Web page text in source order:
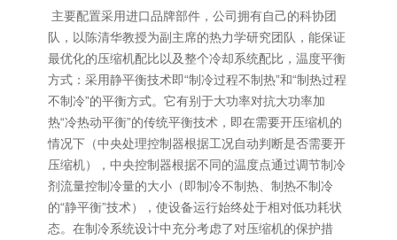
主要配置采用进口品牌部件，公司拥有自己的科协团
队，以陈清华教授为副主席的热力学研究团队，能保证
最优化的压缩机配比以及整个冷却系统配比，温度平衡
方式：采用静平衡技术即“制冷过程不制热”和“制热过程
不制冷”的平衡方式。它有别于大功率对抗大功率加
热“冷热动平衡”的传统平衡技术，即在需要开压缩机的
情况下（中央处理控制器根据工况自动判断是否需要开
压缩机），中央控制器根据不同的温度点通过调节制冷
剂流量控制冷量的大小（即制冷不制热、制热不制冷
的“静平衡”技术），使设备运行始终处于相对低功耗状
态。在制冷系统设计中充分考虑了对压缩机的保护措